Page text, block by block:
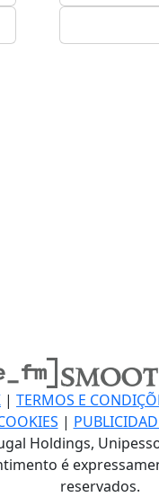
| TERMOS E
|
Holdings,
é
reservados.